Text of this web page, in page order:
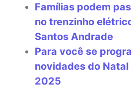
Famílias podem
no trenzinho
Santos Andrade
Para você se
novidades do
2025